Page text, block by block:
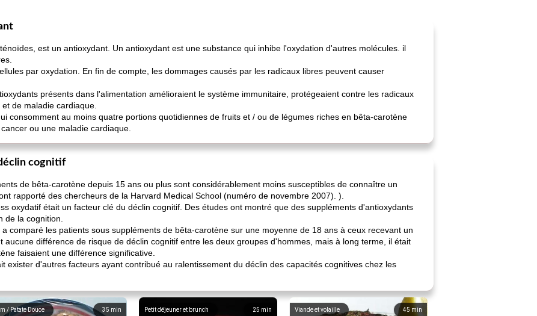
est un antioxydant. Un antioxydant est une substance qui inhibe l'oxydation d'autres molécules. il
par oxydation. En fin de compte, les dommages causés par les radicaux libres peuvent causer
présents dans l'alimentation amélioraient le système immunitaire, protégeaient contre les radicaux
de maladie cardiaque.
consomment au moins quatre portions quotidiennes de fruits et / ou de légumes riches en bêta-carotène
ou une maladie cardiaque.
cognitif
de bêta-carotène depuis 15 ans ou plus sont considérablement moins susceptibles de connaître un
rapporté des chercheurs de la Harvard Medical School (numéro de novembre 2007). ).
oxydatif était un facteur clé du déclin cognitif. Des études ont montré que des suppléments d'antioxydants
de la cognition.
comparé les patients sous suppléments de bêta-carotène sur une moyenne de 18 ans à ceux recevant un
aucune différence de risque de déclin cognitif entre les deux groupes d'hommes, mais à long terme, il était
faisaient une différence significative.
exister d'autres facteurs ayant contribué au ralentissement du déclin des capacités cognitives chez les
35 min
/ Patate Douce 25 min
Petit déjeuner et brunch 45 min
Viande et volaille